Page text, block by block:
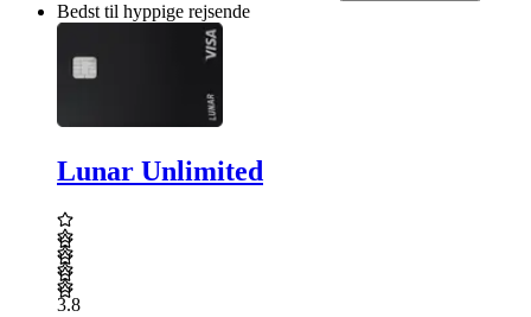
Bedst til hyppige rejsende
Lunar Unlimited
3.8